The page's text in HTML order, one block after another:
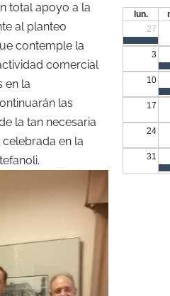
total apoyo a la
al planteo
contemple la
comercial
en la
las
la tan necesaria
en la
lun.
27
3
10
17
24
31